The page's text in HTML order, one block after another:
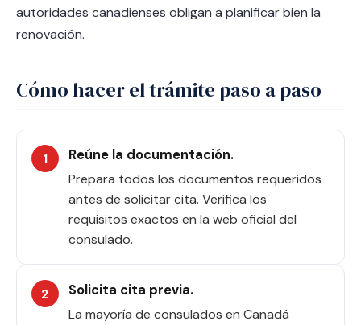
autoridades canadienses obligan a planificar bien la
renovación.
Cómo hacer el trámite paso a paso
Reúne la documentación.
Prepara todos los documentos requeridos
antes de solicitar cita. Verifica los
requisitos exactos en la web oficial del
consulado.
Solicita cita previa.
La mayoría de consulados en Canadá